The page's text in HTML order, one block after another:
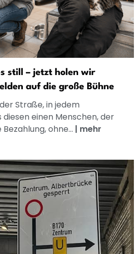
still – jetzt holen wir
auf die große Bühne
Straße, in jedem
einen Menschen, der
ohne... | mehr